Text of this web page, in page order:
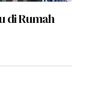
di Rumah